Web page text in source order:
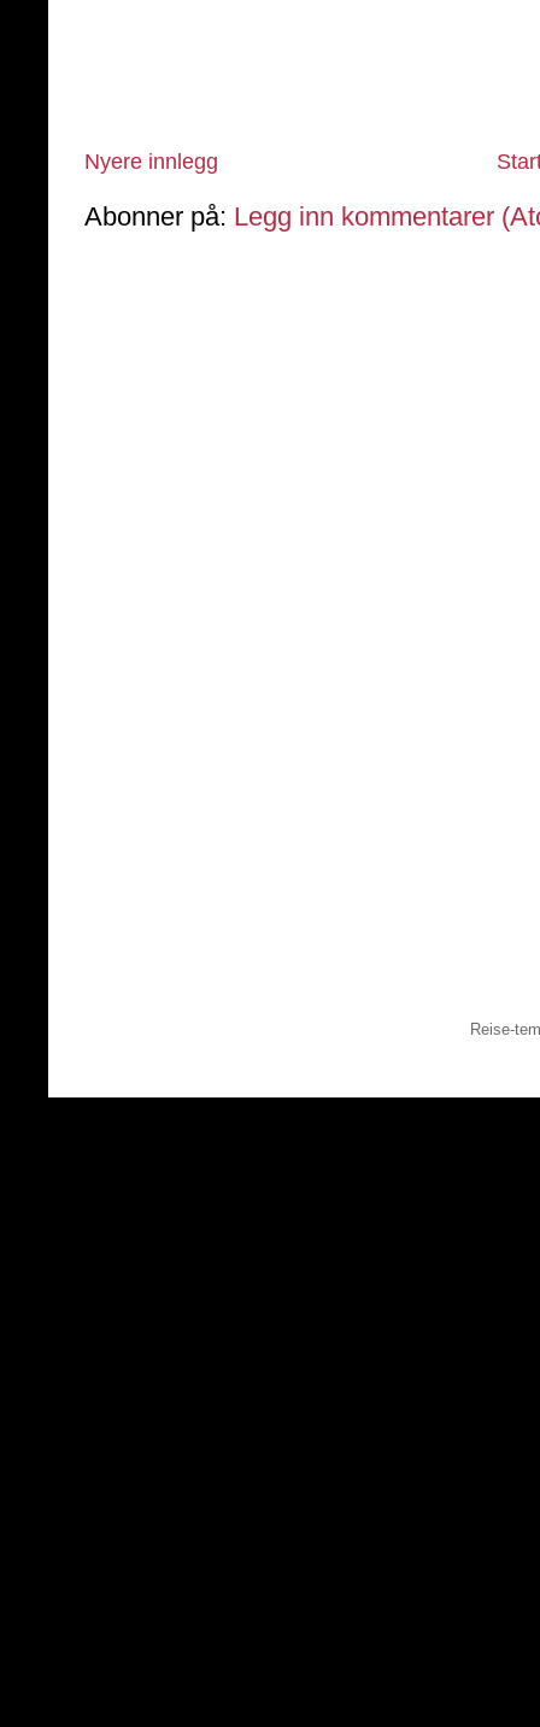
Nyere innlegg
Abonner på: Legg inn kommentarer
Reise-